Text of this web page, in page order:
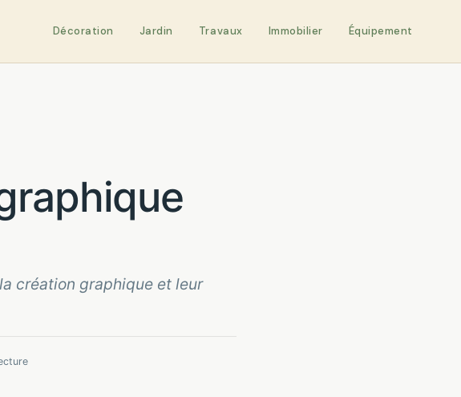
Décoration Jardin Travaux Immobilier Équipement
création graphique et leur